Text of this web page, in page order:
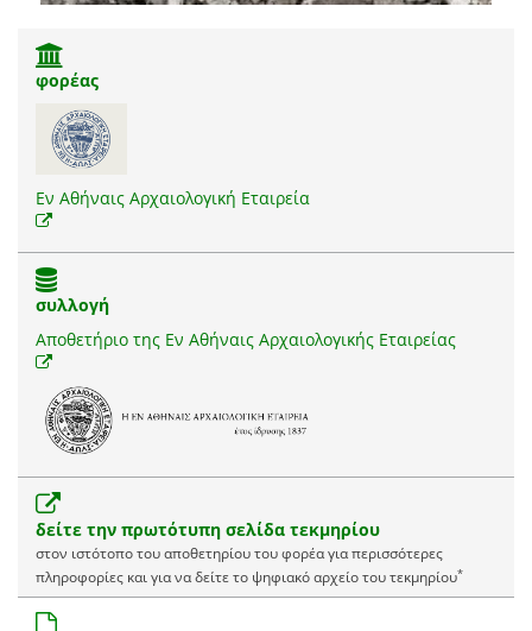
φορέας
Εν Αθήναις Αρχαιολογική Εταιρεία
συλλογή
Αποθετήριο της Εν Αθήναις Αρχαιολογικής Εταιρείας
δείτε την πρωτότυπη σελίδα τεκμηρίου
στον ιστότοπο του αποθετηρίου του φορέα για περισσότερες
πληροφορίες και για να δείτε το ψηφιακό αρχείο του τεκμηρίου*